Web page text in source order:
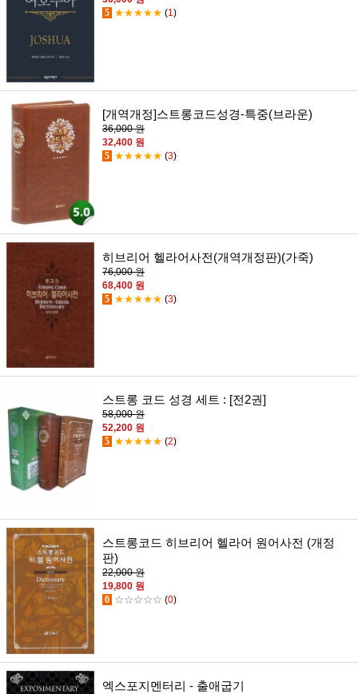
5 ★★★★★ (1)
[개역개정]스트롱코드성경-특중(브라운)
36,000 원
32,400 원
5 ★★★★★ (3)
히브리어 헬라어사전(개역개정판)(가죽)
76,000 원
68,400 원
5 ★★★★★ (3)
스트롱 코드 성경 세트 : [전2권]
58,000 원
52,200 원
5 ★★★★★ (2)
스트롱코드 히브리어 헬라어 원어사전 (개정
판)
22,000 원
19,800 원
0 ☆☆☆☆☆ (0)
엑스포지멘터리 - 출애굽기